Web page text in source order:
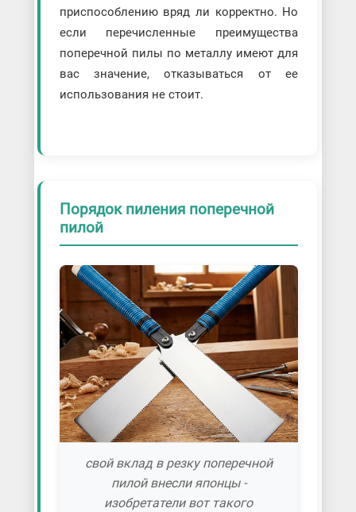
приспособлению вряд ли корректно. Но
если перечисленные преимущества
поперечной пилы по металлу имеют для
вас значение, отказываться от ее
использования не стоит.
Порядок пиления поперечной
пилой
свой вклад в резку поперечной
пилой внесли японцы -
изобретатели вот такого